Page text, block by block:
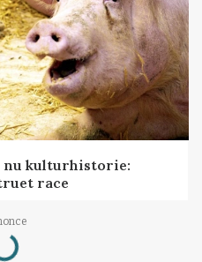
nu kulturhistorie:
race